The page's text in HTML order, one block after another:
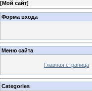
[Мой сайт]
Форма входа
Меню сайта
Главная страница
Categories